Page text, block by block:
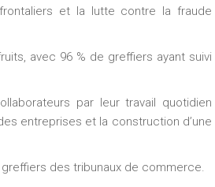
et la lutte contre la fraude
avec 96 % de greffiers ayant suivi
par leur travail quotidien
entreprises et la construction d’une
des tribunaux de commerce.